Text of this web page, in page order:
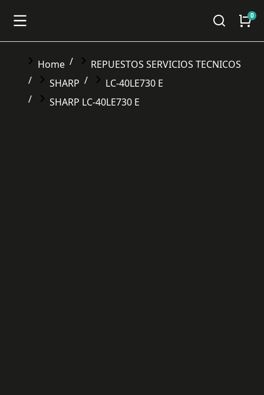
You are here:
Home
REPUESTOS SERVICIOS TECNICOS
SHARP
LC-40LE730 E
SHARP LC-40LE730 E